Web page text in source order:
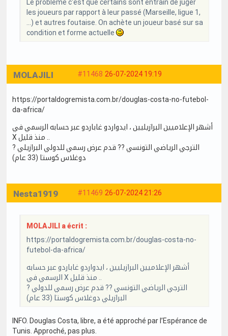
Le problème c'est que certains sont entrain de juger
les joueurs par rapport à leur passé (Marseille, ligue 1,
...) et autres foutaise. On achète un joueur basé sur sa
condition et forme actuelle
#11468 26-07-2024 19:19
MOLAJILI
https://portaldogremista.com.br/douglas-costa-no-futebol-
da-africa/
أشهر الإعلاميين البرازيليين ، ايدواردو غاباردو عبر حسابه الرسمي في
? الترجي الرياضي التونسي ?? قدم عرض رسمي للدولي البرازيلي
دوغلاس كوستا (33 عام)
#11469 26-07-2024 21:26
Nesta1919
MOLAJILI a écrit :
https://portaldogremista.com.br/douglas-costa-no-
futebol-da-africa/
أشهر الإعلاميين البرازيليين ، ايدواردو غاباردو عبر حسابه
? الترجي الرياضي التونسي ?? قدم عرض رسمي للدولي
البرازيلي دوغلاس كوستا (33 عام)
INFO. Douglas Costa, libre, a été approché par l’Espérance de
Tunis. Approché, pas plus.